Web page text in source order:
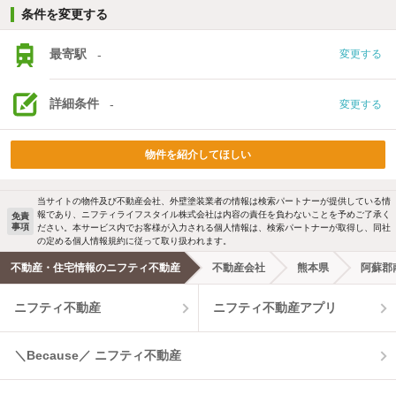
条件を変更する
最寄駅 - 変更する
詳細条件 - 変更する
物件を紹介してほしい
免責
事項
当サイトの物件及び不動産会社、外壁塗装業者の情報は検索パートナーが提供している情
報であり、ニフティライフスタイル株式会社は内容の責任を負わないことを予めご了承く
ださい。本サービス内でお客様が入力される個人情報は、検索パートナーが取得し、同社
の定める個人情報規約に従って取り扱われます。
不動産・住宅情報のニフティ不動産 不動産会社 熊本県 阿蘇郡
ニフティ不動産 ニフティ不動産アプリ
＼Because／ ニフティ不動産